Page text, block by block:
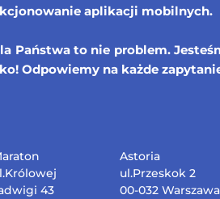
aplikacji mobilnych.
Państwa to nie problem.
Odpowiemy na każde
43
Astoria
ul.Przeskok 2
00-032 Warszawa